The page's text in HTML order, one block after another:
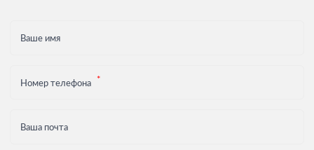
Ваше имя
Номер телефона
Ваша почта